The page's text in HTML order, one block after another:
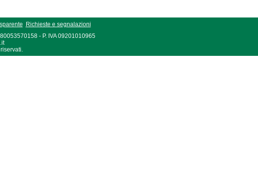
Richieste e segnalazioni
- P. IVA 09201010965